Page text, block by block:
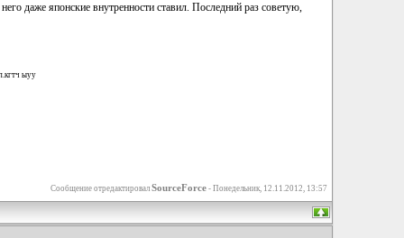
даже японские внутренности ставил. Последний раз советую,
ыуу
Сообщение отредактировалSourceForce -Понедельник, 12.11.2012, 13:57